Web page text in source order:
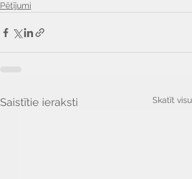
Pētījumi
Saistītie ieraksti Skatīt visu